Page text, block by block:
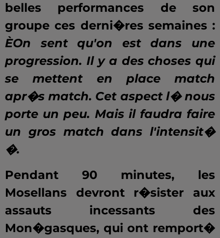
belles performances de son
groupe ces derni�res semaines :
ÈOn sent qu'on est dans une
progression. Il y a des choses qui
se mettent en place match
apr�s match. Cet aspect l� nous
porte un peu. Mais il faudra faire
un gros match dans l'intensit�
�.
Pendant 90 minutes, les
Mosellans devront r�sister aux
assauts incessants des
Mon�gasques, qui ont remport�